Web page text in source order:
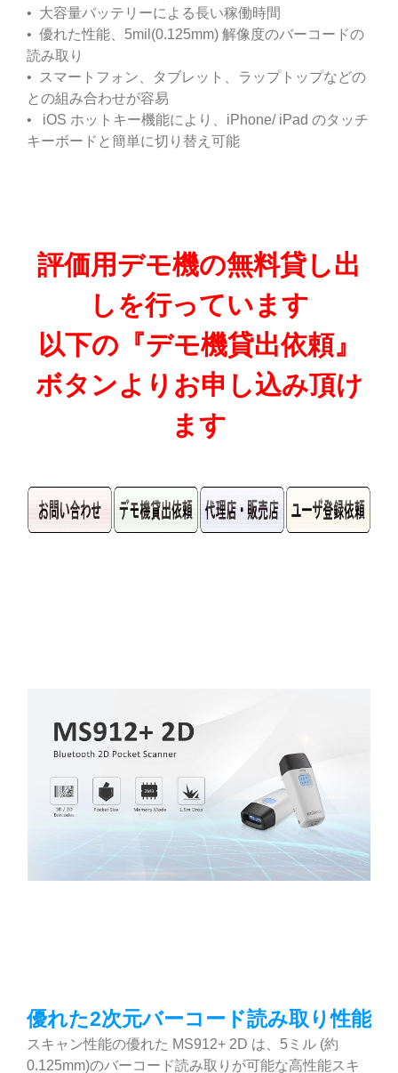
• 大容量バッテリーによる長い稼働時間
• 優れた性能、5mil(0.125mm) 解像度のバーコードの
読み取り
• スマートフォン、タブレット、ラップトップなどの
との組み合わせが容易
• iOS ホットキー機能により、iPhone/ iPad のタッチ
キーボードと簡単に切り替え可能
評価用デモ機の無料貸し出
しを行っています
以下の『デモ機貸出依頼』
ボタンよりお申し込み頂け
ます
優れた2次元バーコード読み取り性能
スキャン性能の優れた MS912+ 2D は、5ミル (約
0.125mm)のバーコード読み取りが可能な高性能スキ